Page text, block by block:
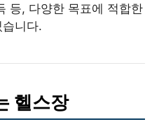
등, 다양한 목표에 적합한
니다.
헬스장